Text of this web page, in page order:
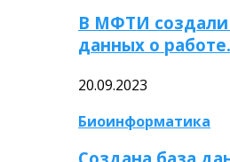
В МФТИ
данных о
20.09.2023
Биоинформатика